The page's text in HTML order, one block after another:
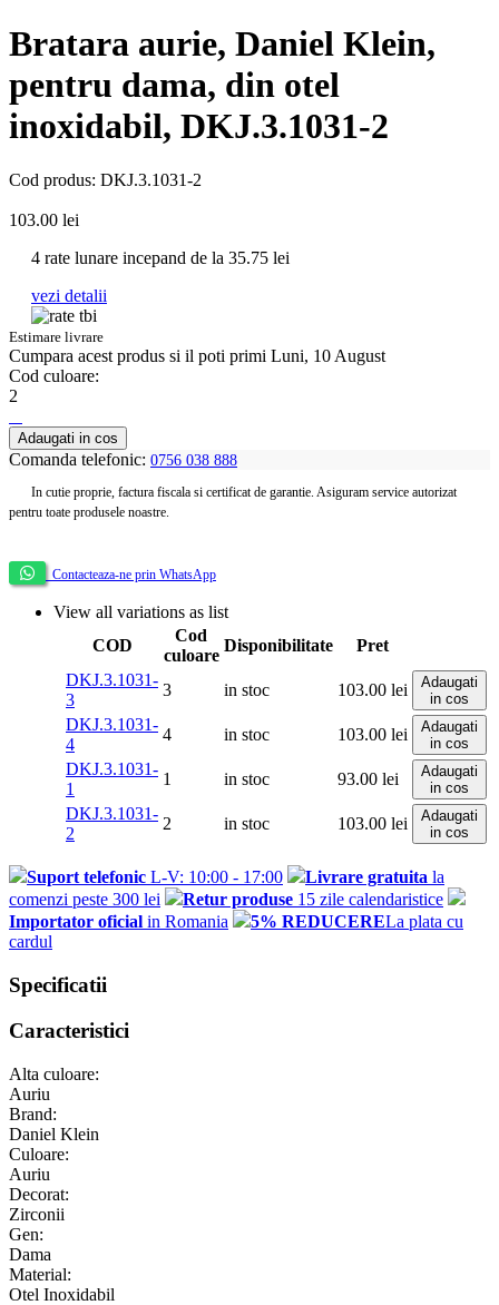
Bratara aurie, Daniel Klein,
pentru dama, din otel
inoxidabil, DKJ.3.1031-2
Cod produs: DKJ.3.1031-2
103.00 lei
4 rate lunare incepand de la 35.75 lei
vezi detalii
Estimare livrare
Cumpara acest produs si il poti primi Luni, 10 August
Cod culoare:
2
Adaugati in cos
Comanda telefonic: 0756 038 888
In cutie proprie, factura fiscala si certificat de garantie. Asiguram service autorizat
pentru toate produsele noastre.
Contacteaza-ne prin WhatsApp
View all variations as list
COD
Cod
culoare
Disponibilitate
Pret
DKJ.3.1031-
3
3 in stoc 103.00 lei
Adaugati
in cos
DKJ.3.1031-
4
4 in stoc 103.00 lei
Adaugati
in cos
DKJ.3.1031-
1
1 in stoc 93.00 lei
Adaugati
in cos
DKJ.3.1031-
2
2 in stoc 103.00 lei
Adaugati
in cos
Suport telefonic L-V: 10:00 - 17:00 Livrare gratuita la
comenzi peste 300 lei
Retur produse 15 zile calendaristice
Importator oficial in Romania 5% REDUCERELa plata cu
cardul
Specificatii
Caracteristici
Alta culoare:
Auriu
Brand:
Daniel Klein
Culoare:
Auriu
Decorat:
Zirconii
Gen:
Dama
Material:
Otel Inoxidabil